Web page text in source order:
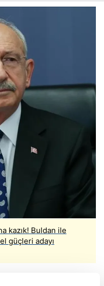
kazık! Buldan ile
güçleri adayı